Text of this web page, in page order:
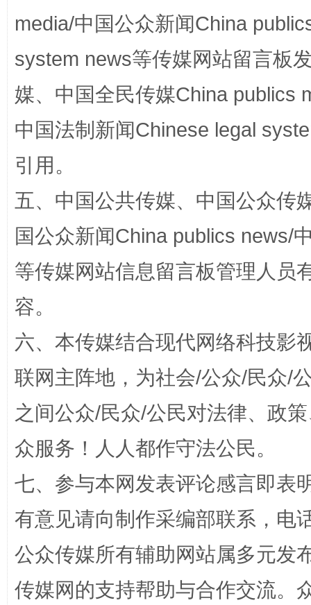
国家大学科技园优化重塑工作
扯下公款旅游的“隐身衣”
完善运行机制助力责任有效落实 一纸欠
media/中国公众新闻China
system news等传媒网站留言板
媒、中国全民传媒China publics
中国法制新闻Chinese legal
引用。
五、中国公共传媒、中国公众传
国公众新闻China publics news/
等传媒网站信息留言板管理人员
容。
六、本传媒结合现代网络科技影
联网主阵地，为社会/公众/民众/
之间公众/民众/公民对法律、政
众服务！人人都作守法公民。
七、参与本网发表评论感言即表
有意见请向制作采编部联系，电
公众传媒所有辅助网站属多元发
传媒网的支持帮助与合作交流。